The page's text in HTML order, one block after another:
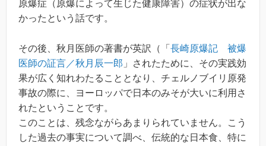
原爆症（原爆によって生じた健康障害）の症状が出な
かったという話です。
その後、秋月医師の著書が英訳（「 長崎原爆記 被爆
医師の証言／秋月辰一郎 」されたために、その実践効
果が広く知れわたることとなり、チェルノブイリ原発
事故の際に、ヨーロッパで日本のみそが大いに利用さ
れたということです。
このことは、残念ながらあまりられていません。こう
した過去の事実について調べ、伝統的な日本食、特に